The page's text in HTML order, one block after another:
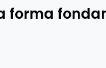
forma